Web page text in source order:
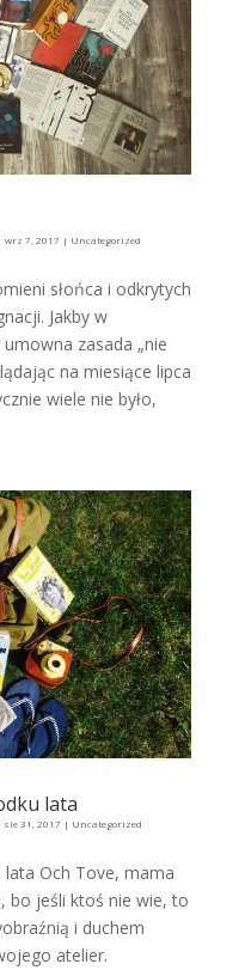
wrz 7, 2017 | Uncategorized
słońca i odkrytych
Jakby w
zasada „nie
na miesiące lipca
wiele nie było,
lata
sie 31, 2017 | Uncategorized
lata Och Tove, mama
bo jeśli ktoś nie wie, to
i duchem
atelier.